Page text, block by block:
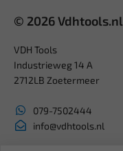
© 2026 Vdhtools.nl
VDH Tools
Industrieweg 14 A
2712LB Zoetermeer
079-7502444
info@vdhtools.nl